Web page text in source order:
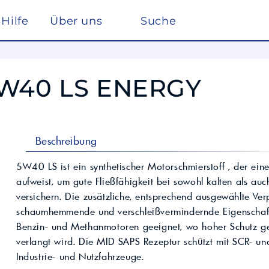
Hilfe Über uns Suche
Pflege, Reinigung und Optimierung
Frostschutz
Alkylatbenzin
Industrieöle
Traktoröle
Motorrad
Hydrauliköle
Schmierfette
Spezialöle
Reinigung &
Wasseraufbereitung
BASF Spezialchemie
Industriechemie
Futtermittel
Kosmetik
in
und Farbmittel für
Individuelle Lösungen
Kühlflüssigkeit für
Rechenzentren –
Immersion Cooling
Glysantin
Mobil
REFLEX Total
LS ENERGY
Beschreibung
5W40 LS ist ein synthetischer Motorschmierstoff , der
aufweist, um gute Fließfähigkeit bei sowohl kalten als
versichern. Die zusätzliche, entsprechend ausgewählte
schaumhemmende und verschleißvermindernde
Benzin- und Methanmotoren geeignet, wo hoher Schutz
verlangt wird. Die MID SAPS Rezeptur schützt mit SCR-
Industrie- und Nutzfahrzeuge.